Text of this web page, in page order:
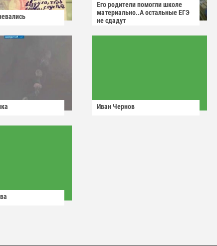
Его родители помогли школе
материально..А остальные ЕГЭ
не сдадут
Иван Чернов